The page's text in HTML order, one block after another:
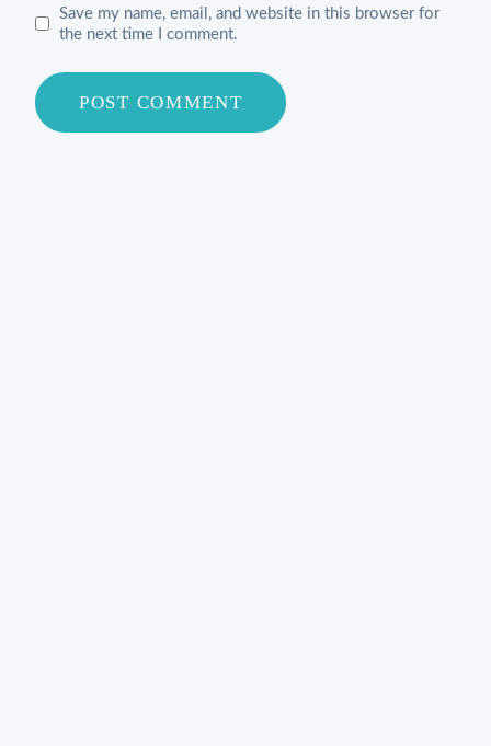
Save my name, email, and website in this browser for
the next time I comment.